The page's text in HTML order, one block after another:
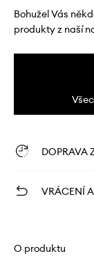
Bohužel Vás
produkty z naší
DOPRAVA
VRÁCENÍ
O produktu